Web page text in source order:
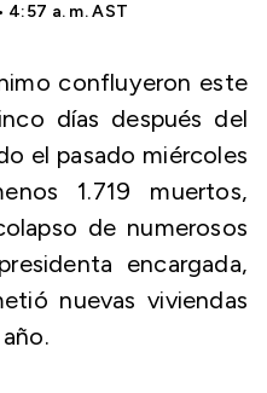
a. m. AST
confluyeron este
días después del
el pasado miércoles
1.719 muertos,
de numerosos
encargada,
nuevas viviendas